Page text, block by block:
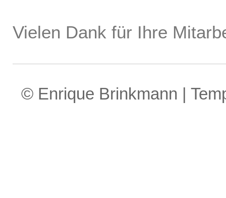
Vielen Dank für Ihre
© Enrique Brinkmann |